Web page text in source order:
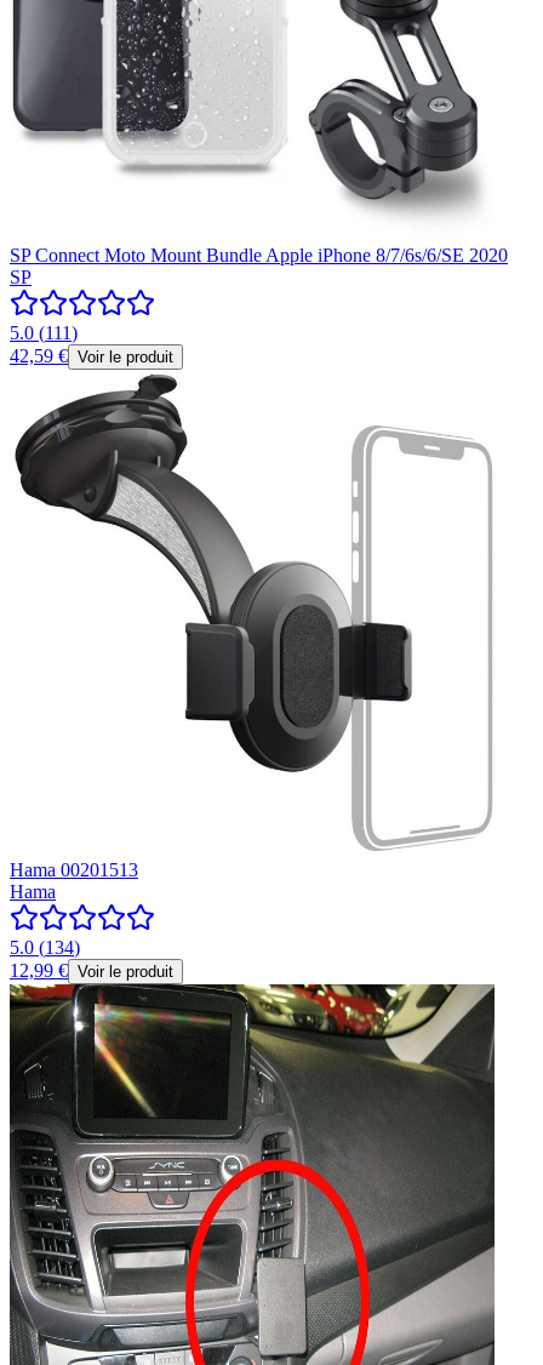
SP Connect Moto Mount Bundle Apple iPhone 8/7/6s/6/SE 2020
SP
5.0 (111)
42,59 € Voir le produit
Hama 00201513
Hama
5.0 (134)
12,99 € Voir le produit